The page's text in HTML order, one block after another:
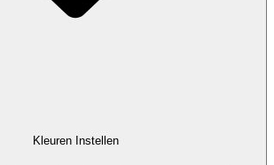
Kleuren Instellen